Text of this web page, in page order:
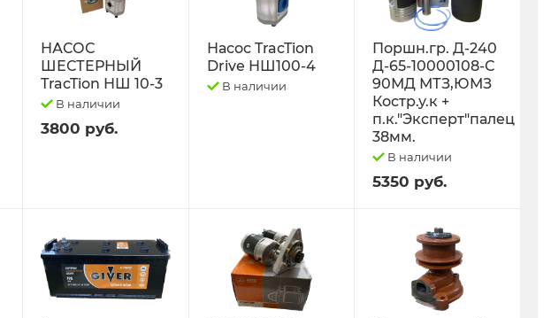
НАСОС
ШЕСТЕРНЫЙ
TracTion НШ 10-3
В наличии
3800 руб.
Насос TracTion
Drive НШ100-4
В наличии
Поршн.гр. Д-240
Д-65-10000108-С
90МД МТЗ,ЮМЗ
Костр.у.к +
п.к."Эксперт"палец
38мм.
В наличии
5350 руб.